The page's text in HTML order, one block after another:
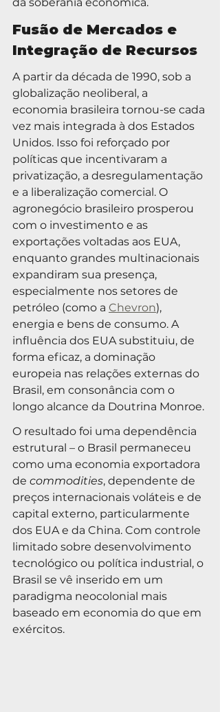
Fusão de Mercados e
Integração de Recursos
A partir da década de 1990, sob a
globalização neoliberal, a
economia brasileira tornou-se cada
vez mais integrada à dos Estados
Unidos. Isso foi reforçado por
políticas que incentivaram a
privatização, a desregulamentação
e a liberalização comercial. O
agronegócio brasileiro prosperou
com o investimento e as
exportações voltadas aos EUA,
enquanto grandes multinacionais
expandiram sua presença,
especialmente nos setores de
petróleo (como a Chevron),
energia e bens de consumo. A
influência dos EUA substituiu, de
forma eficaz, a dominação
europeia nas relações externas do
Brasil, em consonância com o
longo alcance da Doutrina Monroe.
O resultado foi uma dependência
estrutural – o Brasil permaneceu
como uma economia exportadora
de commodities, dependente de
preços internacionais voláteis e de
capital externo, particularmente
dos EUA e da China. Com controle
limitado sobre desenvolvimento
tecnológico ou política industrial, o
Brasil se vê inserido em um
paradigma neocolonial mais
baseado em economia do que em
exércitos.